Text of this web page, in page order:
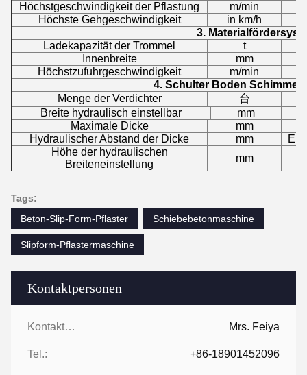
Kontaktpersonen
Kontaktpersonen: Mrs. Feiya
Tel.: +86-18901452096
Höchstgeschwindigkeit der Pflastung
m/min
Höchste Gehgeschwindigkeit
in km/h
3.
Ladekapazität der Trommel
t
Innenbreite
mm
Höchstzufuhrgeschwindigkeit
m/min
4. Schulter Boden
Menge der Verdichter
台
Breite hydraulisch einstellbar
mm
Maximale Dicke
mm
Hydraulischer Abstand der Dicke
mm
Höhe der hydraulischen
Breiteneinstellung
mm
Tags:
Beton-Slip-Form-Pflaster
Schiebebetonmaschine
Slipform-Pflastermaschine